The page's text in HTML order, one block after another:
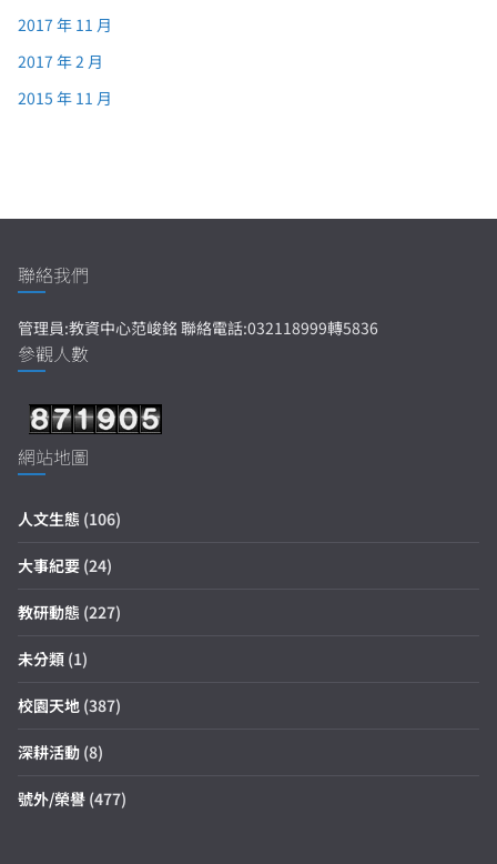
2017 年 11 月
2017 年 2 月
2015 年 11 月
聯絡我們
管理員:教資中心范峻銘 聯絡電話:032118999轉5836
參觀人數
網站地圖
人文生態 (106)
大事紀要 (24)
教研動態 (227)
未分類 (1)
校園天地 (387)
深耕活動 (8)
號外/榮譽 (477)